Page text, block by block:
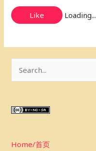
Like Loading...
r
h
Home/首页